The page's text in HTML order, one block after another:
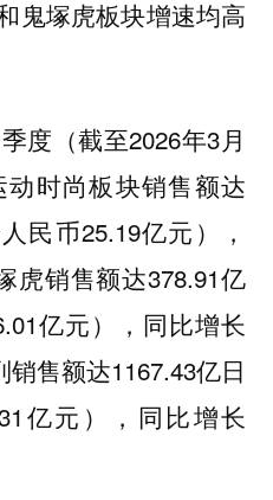
鬼塚虎板块增速均高
度（截至2026年3月
时尚板块销售额达
民币25.19亿元），
虎销售额达378.91亿
亿元），同比增长
售额达1167.43亿日
亿元），同比增长